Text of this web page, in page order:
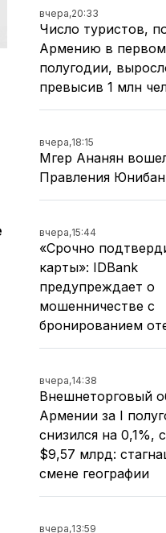
вчера,20:33
Число туристов,
Армению в первом
полугодии,
превысив 1 млн
вчера,18:15
Мгер Ананян
Правления
вчера,15:44
«Срочно
карты»: IDBank
предупреждает о
мошенничестве с
бронированием
вчера,14:38
Внешнеторговый
Армении за I
снизился на 0,1%,
$9,57 млрд:
смене географии
вчера,13:59